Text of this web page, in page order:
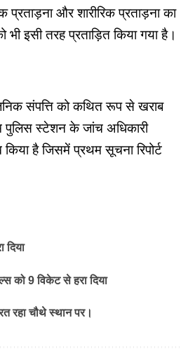
और शारीरिक प्रताड़ना का
इसी तरह प्रताड़ित किया गया है।
संपत्ति को कथित रूप से खराब
स्टेशन के जांच अधिकारी
है जिसमें प्रथम सूचना रिपोर्ट
को 9 विकेट से हरा दिया
रहा चौथे स्थान पर।